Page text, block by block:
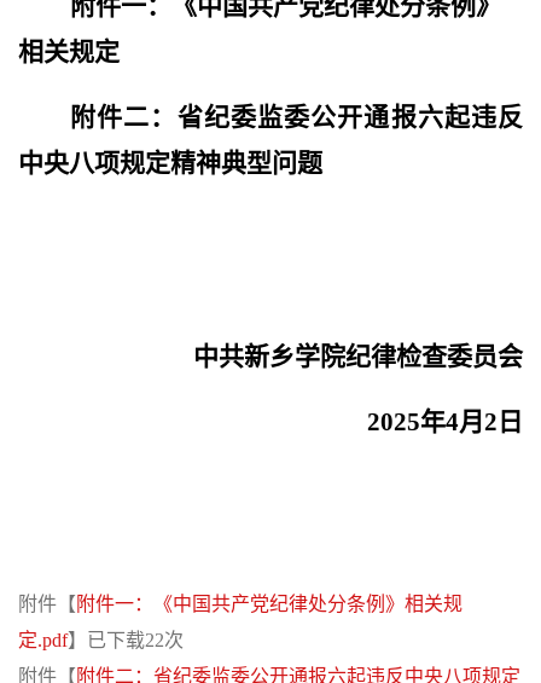
附件一：《中国共产党纪律处分条例》
相关规定
附件二：省纪委监委公开通报六起违反
中央八项规定精神典型问题
中共新乡学院纪律检查委员会
2025年4月2日
附件【 附件一：《中国共产党纪律处分条例》相关规
定.pdf】已下载22次
附件【 附件二：省纪委监委公开通报六起违反中央八项规定